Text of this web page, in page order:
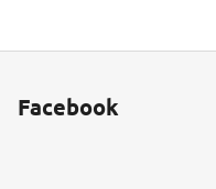
Facebook